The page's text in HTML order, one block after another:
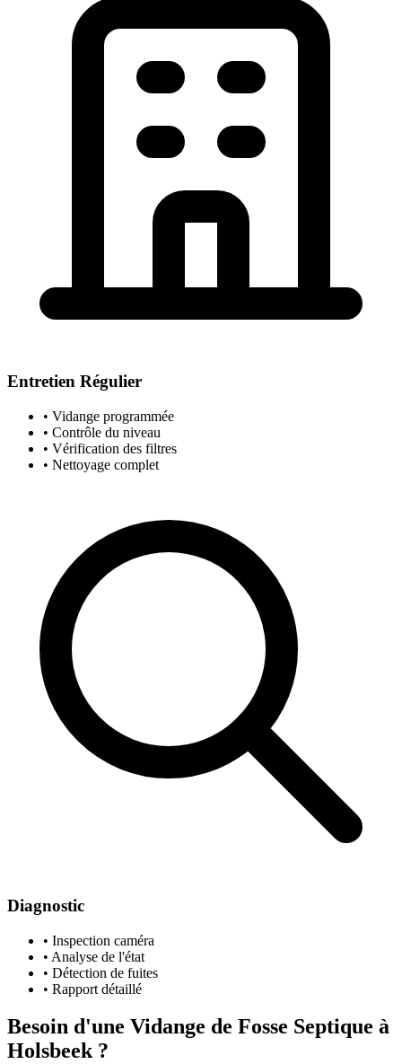
Entretien Régulier
• Vidange programmée
• Contrôle du niveau
• Vérification des filtres
• Nettoyage complet
Diagnostic
• Inspection caméra
• Analyse de l'état
• Détection de fuites
• Rapport détaillé
Besoin d'une Vidange de Fosse Septique à
Holsbeek ?